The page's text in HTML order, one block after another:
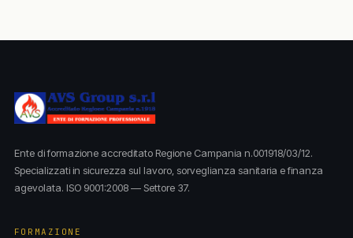
Ente di formazione accreditato Regione Campania n.001918/03/12.
Specializzati in sicurezza sul lavoro, sorveglianza sanitaria e finanza
agevolata. ISO 9001:2008 — Settore 37.
FORMAZIONE